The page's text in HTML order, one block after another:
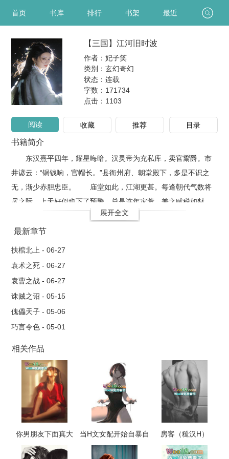
首页 书库 排行 书架 最近
【三国】江河旧时波
作者：妃子笑
类别：玄幻奇幻
状态：连载
字数：171734
点击： 1103
阅读 收藏 推荐 目录
书籍简介
东汉熹平四年，耀星晦暗。汉灵帝为充私库，卖官鬻爵。市
井谚云：“铜钱响，官帽长。”县衙州府、朝堂殿下，多是不识之
无，渐少赤胆忠臣。 庙堂如此，江湖更甚。每逢朝代气数将
尽之际，上天好似也下了预警，总是连年灾荒。兼之赋税如豺，
胥吏似虎，以至家破。卖儿鬻女、易子而食，只见白骨露于野，
千里无鸡鸣。 同年春正月，京师雒阳一户世家大族诞了一位
展开全文
最新章节
扶棺北上 - 06-27
袁术之死 - 06-27
袁曹之战 - 06-27
诛贼之诏 - 05-15
傀儡天子 - 05-06
巧言令色 - 05-01
相关作品
你男朋友下面真大
（校园 np 高h）
当H文女配开始自暴自
弃（NP，高H）
房客（糙汉H）